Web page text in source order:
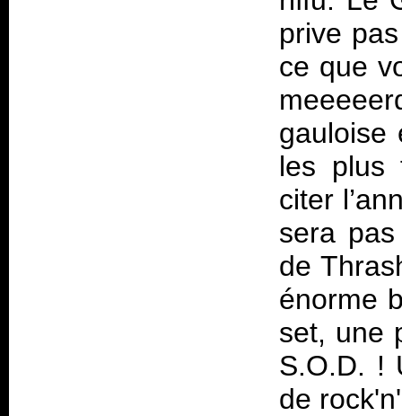
prive
ce que
gauloise
les plus
citer
sera
de
énorme
set, une
S.O.D. !
de